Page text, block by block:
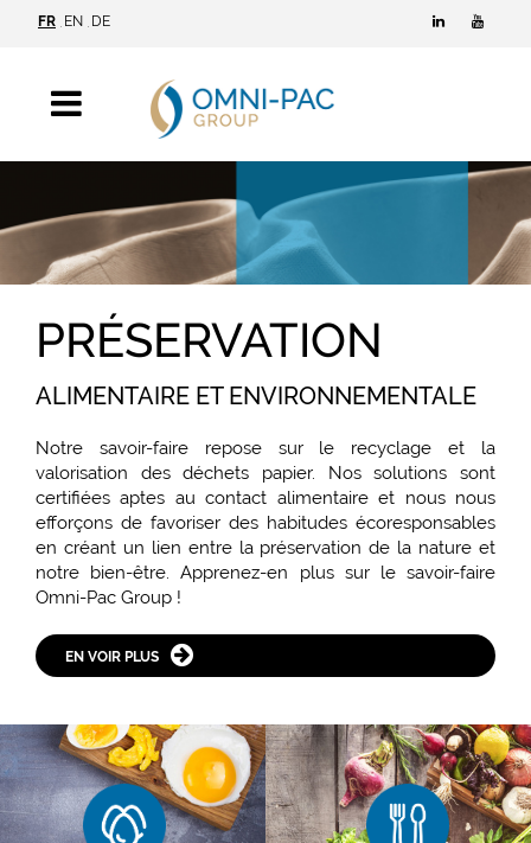
FR EN DE
PRÉSERVATION
ALIMENTAIRE ET ENVIRONNEMENTALE
Notre savoir-faire repose sur le recyclage et la
valorisation des déchets papier. Nos solutions sont
certifiées aptes au contact alimentaire et nous nous
efforçons de favoriser des habitudes écoresponsables
en créant un lien entre la préservation de la nature et
notre bien-être. Apprenez-en plus sur le savoir-faire
Omni-Pac Group !
EN VOIR PLUS